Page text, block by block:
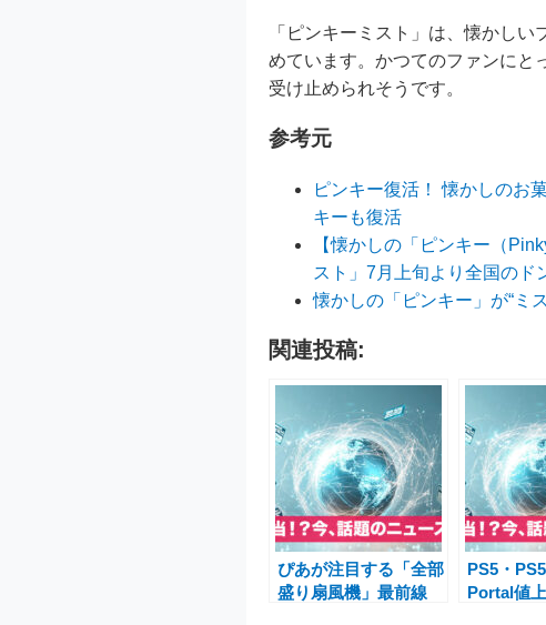
「ピンキーミスト」は、懐かし
めています。かつてのファンにと
受け止められそうです。
参考元
ピンキー復活！ 懐かしのお
キーも復活
【懐かしの「ピンキー（
スト」7月上旬より全国のド
懐かしの「ピンキー」が“ミ
関連投稿:
ぴあが注目する「全部
盛り扇風機」最前線
PS5・
Portal値